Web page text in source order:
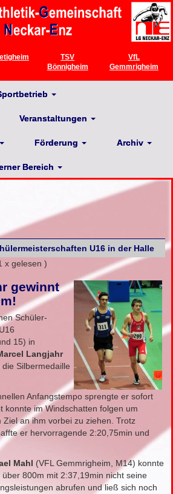
TSV
Bönnigheim
VfL
Gemmrigheim
Veranstaltungen
Förderung Archiv
Bereich
U16 in der Halle
x gelesen )
gewinnt
Schüler-
15) in
Langjahr
Silbermedaille
Anfangstempo sprengte er sofort
konnte im Windschatten folgen um
an ihm vorbei zu ziehen. Trotz
er hervorragende 2:20,75min und
Mahl (VFL Gemmrigheim, M14) konnte
über 800m mit 2:37,19min nicht seine
abrufen und ließ sich noch